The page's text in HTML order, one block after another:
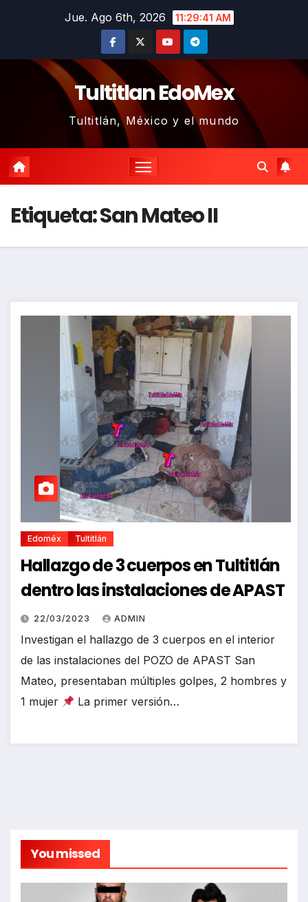
Jue. Ago 6th, 2026 11:29:41 AM
Tultitlan EdoMex
Tultitlán, México y el mundo
Etiqueta:San Mateo II
Edoméx Tultitlán
Hallazgo de 3 cuerpos en Tultitlán
dentro las instalaciones de APAST
22/03/2023 ADMIN
Investigan el hallazgo de 3 cuerpos en el interior
de las instalaciones del POZO de APAST San
Mateo, presentaban múltiples golpes, 2 hombres y
1 mujer
La primer versión…
You missed